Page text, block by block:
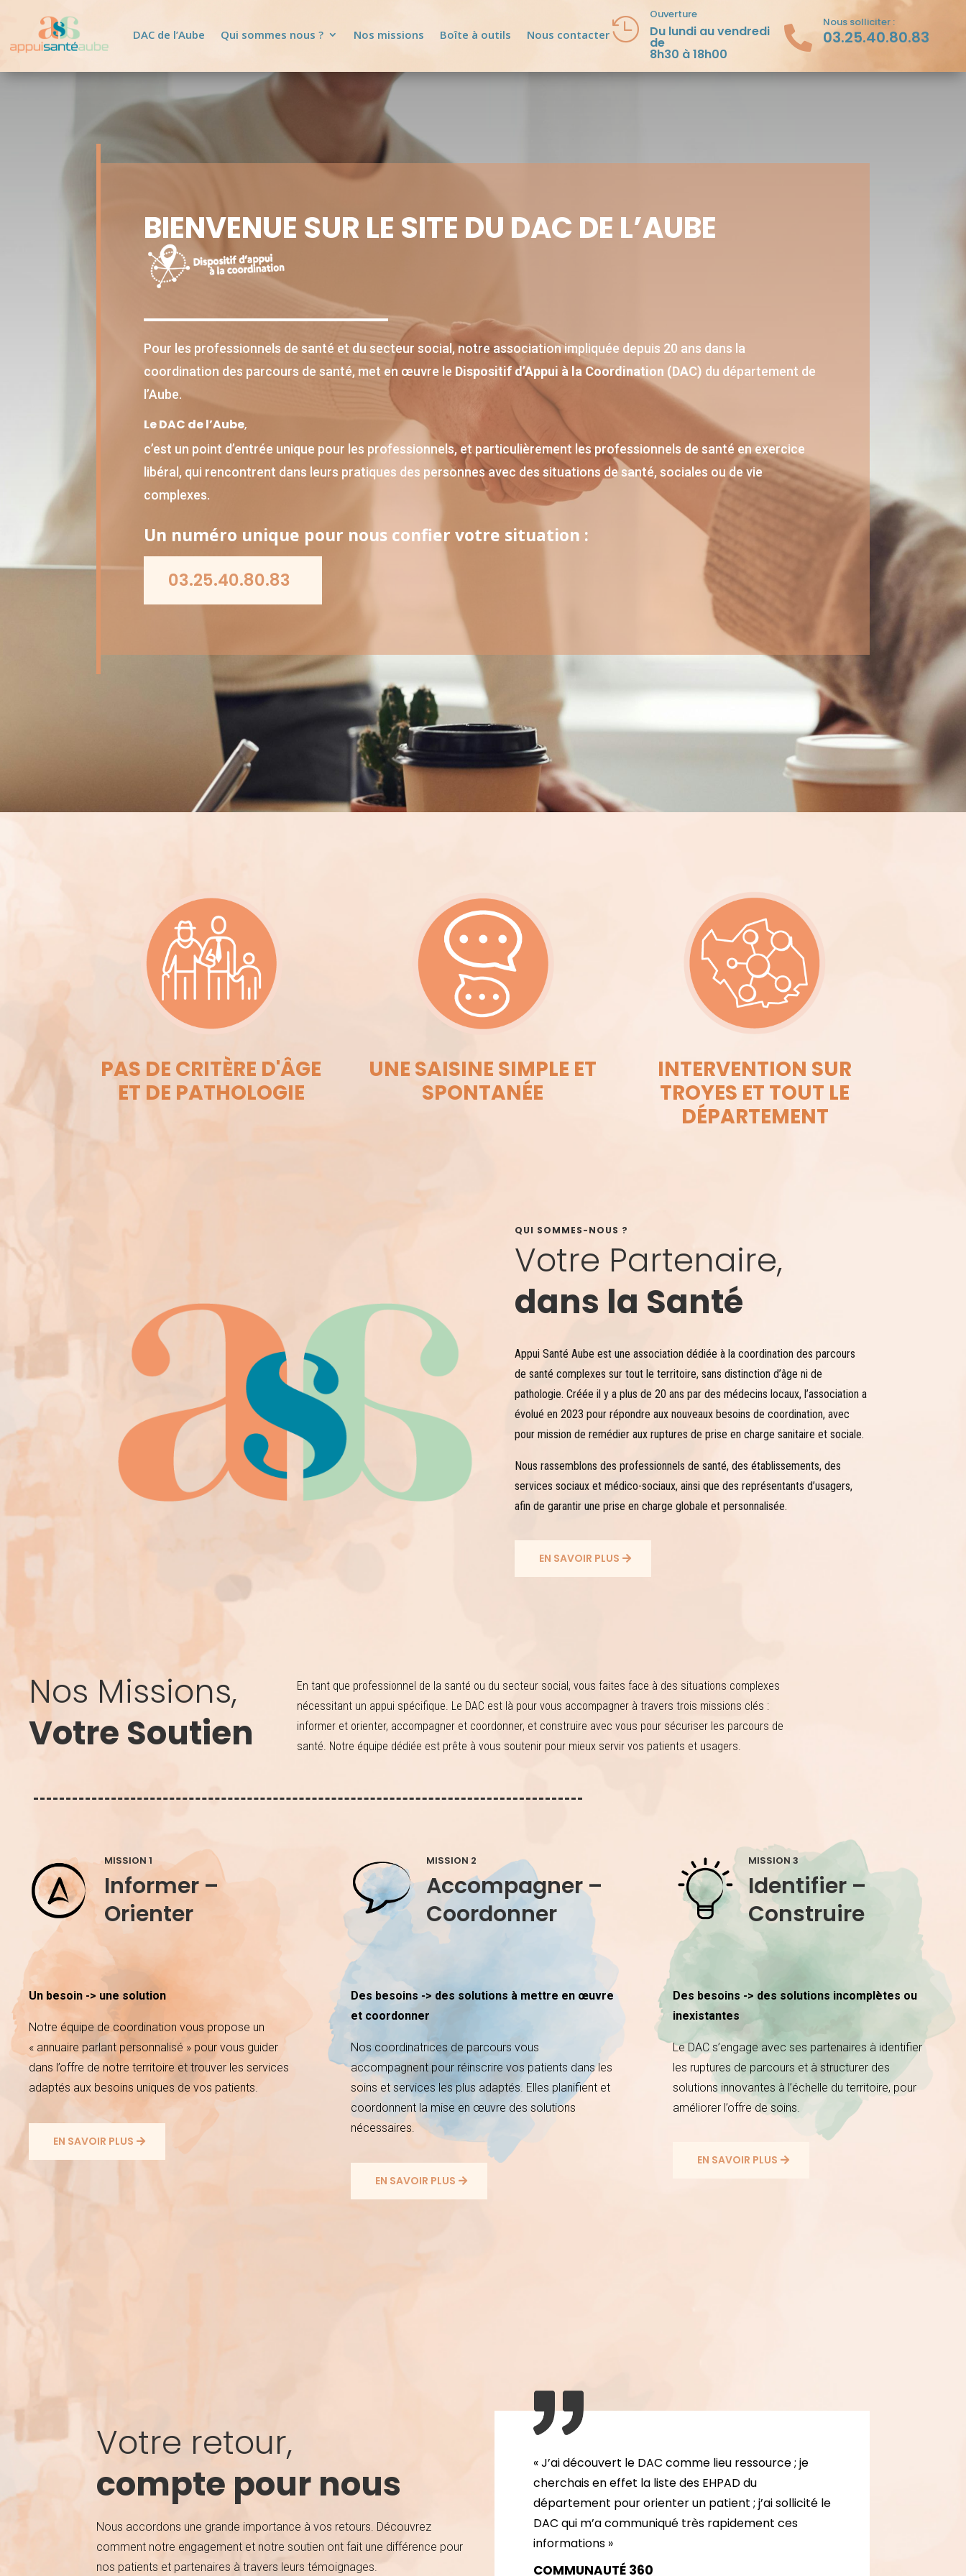
a
DAC de l’Aube Qui sommes nous ? Nos missions Boîte à outils Nous contacter 
Ouverture
Du lundi au vendredi
de
8h30 à 18h00

Nous solliciter :
03.25.40.80.83
BIENVENUE SUR LE SITE DU DAC DE L’AUBE
Pour les professionnels de santé et du secteur social, notre association impliquée depuis 20 ans dans la
coordination des parcours de santé, met en œuvre le Dispositif d’Appui à la Coordination (DAC) du département de
l’Aube.
Le DAC de l’Aube,
c’est un point d’entrée unique pour les professionnels, et particulièrement les professionnels de santé en exercice
libéral, qui rencontrent dans leurs pratiques des personnes avec des situations de santé, sociales ou de vie
complexes.
Un numéro unique pour nous confier votre situation :
03.25.40.80.83
PAS DE CRITÈRE D'ÂGE
ET DE PATHOLOGIE
UNE SAISINE SIMPLE ET
SPONTANÉE
INTERVENTION SUR
TROYES ET TOUT LE
DÉPARTEMENT
QUI SOMMES-NOUS ?
Votre Partenaire,
dans la Santé
Appui Santé Aube est une association dédiée à la coordination des parcours
de santé complexes sur tout le territoire, sans distinction d’âge ni de
pathologie. Créée il y a plus de 20 ans par des médecins locaux, l’association a
évolué en 2023 pour répondre aux nouveaux besoins de coordination, avec
pour mission de remédier aux ruptures de prise en charge sanitaire et sociale.
Nous rassemblons des professionnels de santé, des établissements, des
services sociaux et médico-sociaux, ainsi que des représentants d’usagers,
afin de garantir une prise en charge globale et personnalisée.
EN SAVOIR PLUS
Nos Missions,
Votre Soutien
En tant que professionnel de la santé ou du secteur social, vous faites face à des situations complexes
nécessitant un appui spécifique. Le DAC est là pour vous accompagner à travers trois missions clés :
informer et orienter, accompagner et coordonner, et construire avec vous pour sécuriser les parcours de
santé. Notre équipe dédiée est prête à vous soutenir pour mieux servir vos patients et usagers.
MISSION 1
Informer –
Orienter
Un besoin -> une solution
Notre équipe de coordination vous propose un
« annuaire parlant personnalisé » pour vous guider
dans l’offre de notre territoire et trouver les services
adaptés aux besoins uniques de vos patients.
EN SAVOIR PLUS
MISSION 2
Accompagner –
Coordonner
Des besoins -> des solutions à mettre en œuvre
et coordonner
Nos coordinatrices de parcours vous
accompagnent pour réinscrire vos patients dans les
soins et services les plus adaptés. Elles planifient et
coordonnent la mise en œuvre des solutions
nécessaires.
EN SAVOIR PLUS
MISSION 3
Identifier –
Construire
Des besoins -> des solutions incomplètes ou
inexistantes
Le DAC s’engage avec ses partenaires à identifier
les ruptures de parcours et à structurer des
solutions innovantes à l’échelle du territoire, pour
améliorer l’offre de soins.
EN SAVOIR PLUS
Votre retour,
compte pour nous
Nous accordons une grande importance à vos retours. Découvrez
comment notre engagement et notre soutien ont fait une différence pour
nos patients et partenaires à travers leurs témoignages.
« J’ai découvert le DAC comme lieu ressource ; je
cherchais en effet la liste des EHPAD du
département pour orienter un patient ; j’ai sollicité le
DAC qui m’a communiqué très rapidement ces
informations »
COMMUNAUTÉ 360